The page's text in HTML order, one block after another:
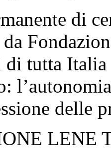
di
di tutta
delle
LENE